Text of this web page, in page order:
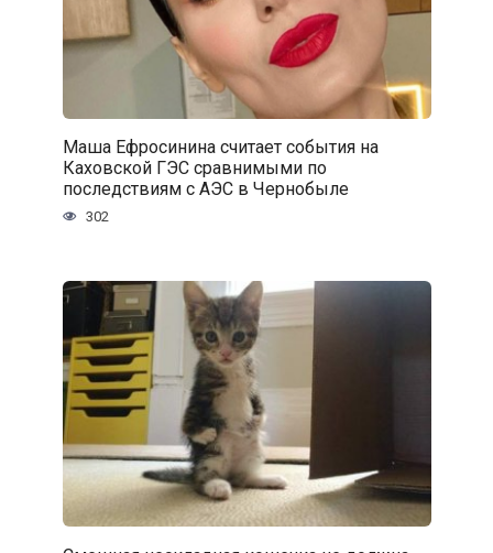
Маша Ефросинина считает события на
Каховской ГЭС сравнимыми по
последствиям с АЭС в Чернобыле
302